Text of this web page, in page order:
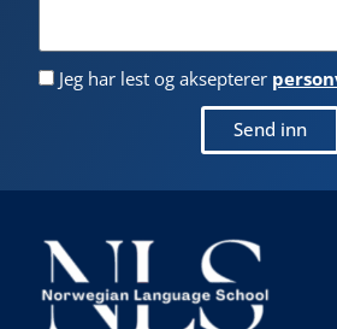
Jeg har lest og aksepterer
Send inn